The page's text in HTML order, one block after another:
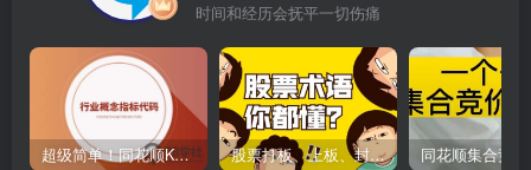
时间和经历会抚平一切伤痛
超级简单！同花顺K线界面显示行业概念指标代码图解 股票打板、上板、封板、翘板、炸板是什么意思？炒股你必须懂的暗语！